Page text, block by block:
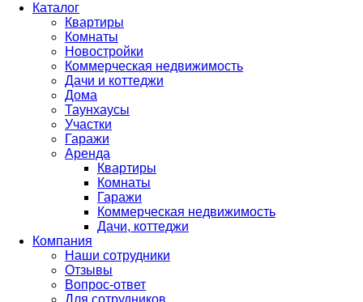
Каталог
Квартиры
Комнаты
Новостройки
Коммерческая недвижимость
Дачи и коттеджи
Дома
Таунхаусы
Участки
Гаражи
Аренда
Квартиры
Комнаты
Гаражи
Коммерческая недвижимость
Дачи, коттеджи
Компания
Наши сотрудники
Отзывы
Вопрос-ответ
Для сотрудников